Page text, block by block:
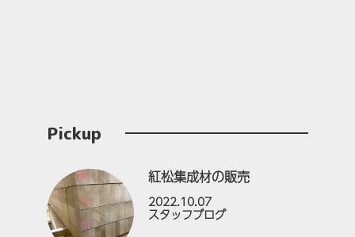
Pickup
紅松集成材の販売
2022.10.07
スタッフブログ